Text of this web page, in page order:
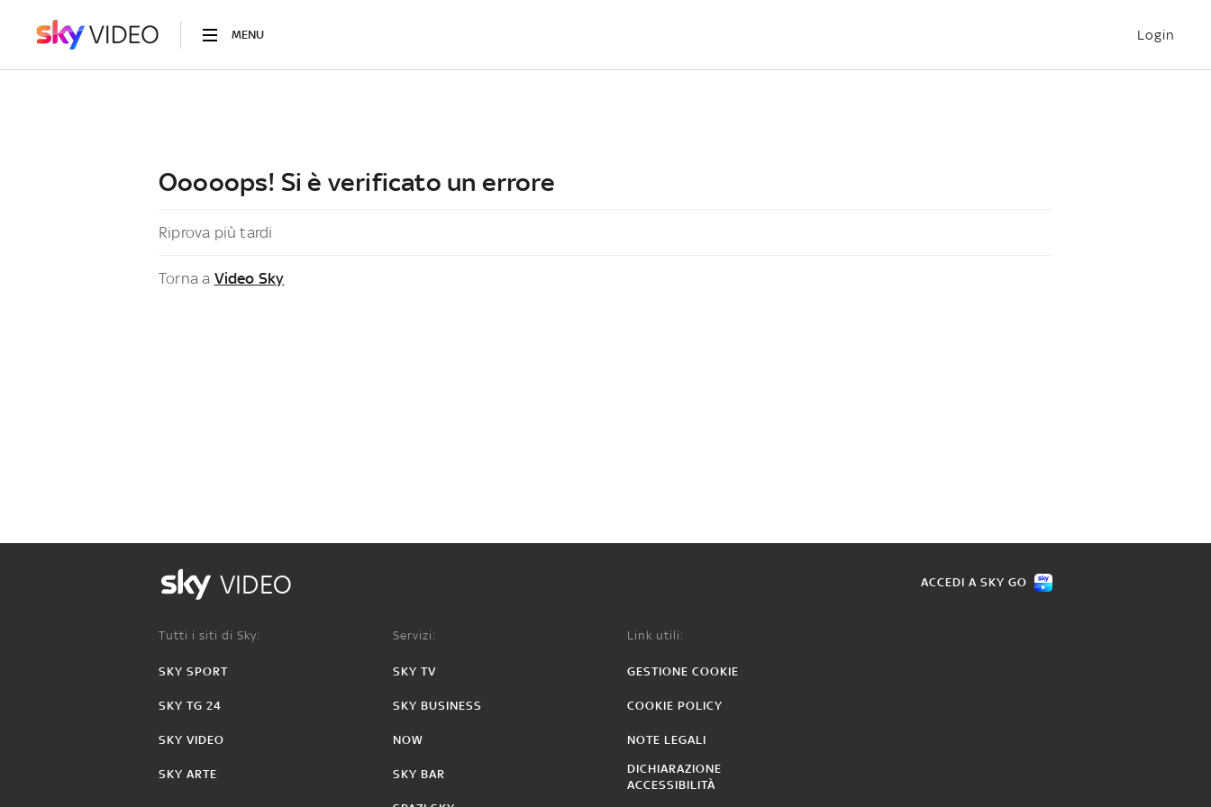
MENU Login
Ooooops! Si è verificato un errore
Riprova più tardi
Torna a Video Sky
VIDEO ACCEDI A SKY GO
Tutti i siti di Sky:
SKY SPORT
SKY TG 24
SKY VIDEO
SKY ARTE
Servizi:
SKY TV
SKY BUSINESS
NOW
SKY BAR
Link utili:
GESTIONE COOKIE
COOKIE POLICY
NOTE LEGALI
DICHIARAZIONE
ACCESSIBILITÀ